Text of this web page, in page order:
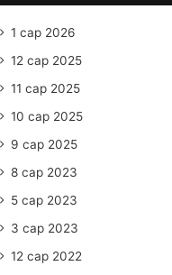
1 сар 2026
12 сар 2025
11 сар 2025
10 сар 2025
9 сар 2025
8 сар 2023
5 сар 2023
3 сар 2023
12 сар 2022